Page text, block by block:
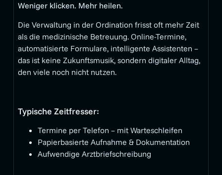
Weniger klicken. Mehr heilen.
Die Verwaltung in der Ordination frisst oft mehr Zeit
als die medizinische Betreuung. Online-Termine,
automatisierte Formulare, intelligente Assistenten –
das ist keine Zukunftsmusik, sondern digitaler Alltag,
den viele noch nicht nutzen.
Typische Zeitfresser:
Termine per Telefon – mit Warteschleifen
Papierbasierte Aufnahme & Dokumentation
Aufwendige Arztbriefschreibung